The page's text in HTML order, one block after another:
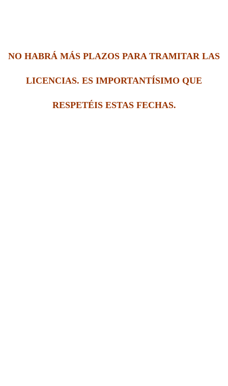
NO HABRÁ MÁS PLAZOS PARA TRAMITAR LAS
LICENCIAS. ES IMPORTANTÍSIMO QUE
RESPETÉIS ESTAS FECHAS.